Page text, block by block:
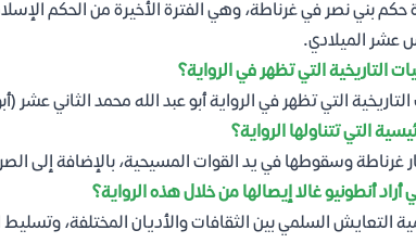
حكم بني نصر في غرناطة، وهي الفترة الأخيرة من الحكم
عشر الميلادي.
التاريخية التي تظهر في الرواية؟
التي تظهر في الرواية أبو عبد الله محمد الثاني عشر
التي تتناولها الرواية؟
غرناطة وسقوطها في يد القوات المسيحية، بالإضافة إلى
أراد أنطونيو غالا إيصالها من خلال هذه الرواية؟
التعايش السلمي بين الثقافات والأديان المختلفة،